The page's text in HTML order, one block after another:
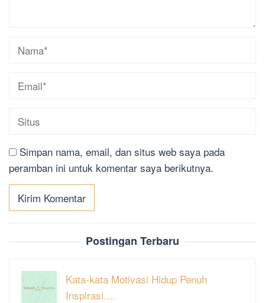
Simpan nama, email, dan situs web saya pada
peramban ini untuk komentar saya berikutnya.
Postingan Terbaru
Kata-kata Motivasi Hidup Penuh
Inspirasi…